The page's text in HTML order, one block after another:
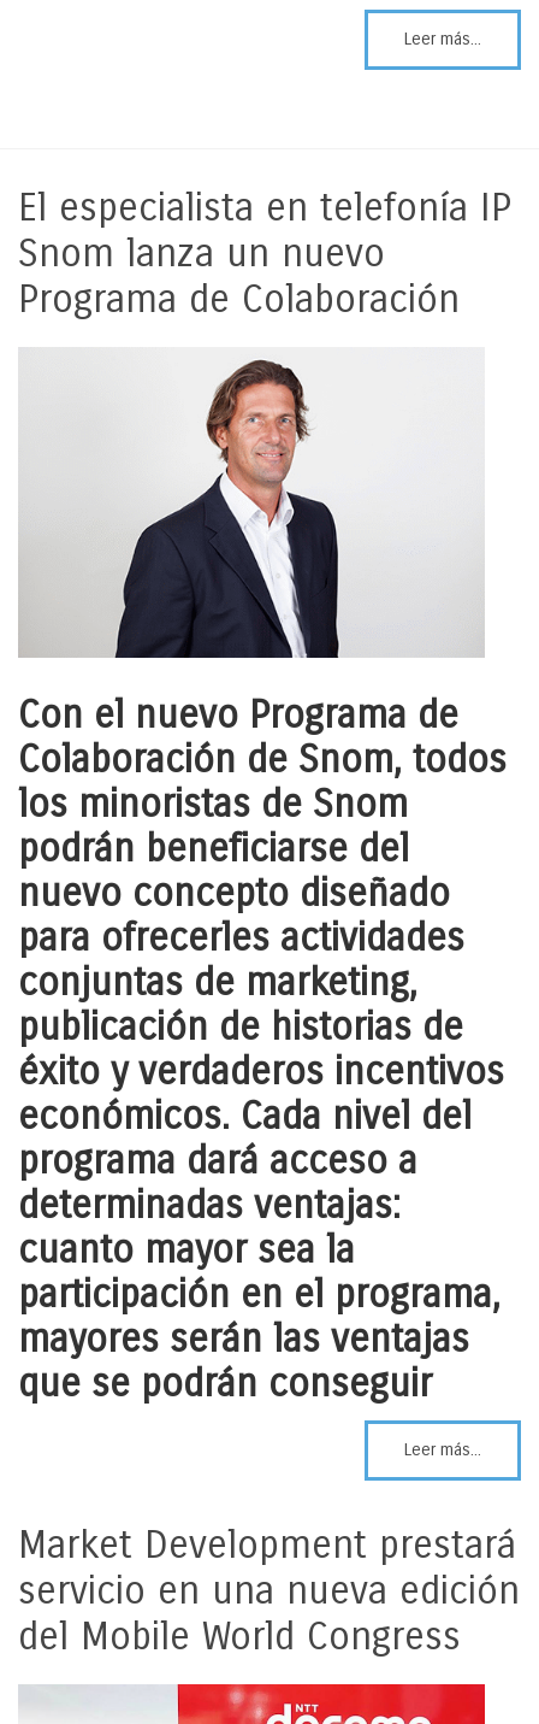
Leer más...
El especialista en telefonía IP
Snom lanza un nuevo
Programa de Colaboración
Con el nuevo Programa de
Colaboración de Snom, todos
los minoristas de Snom
podrán beneficiarse del
nuevo concepto diseñado
para ofrecerles actividades
conjuntas de marketing,
publicación de historias de
éxito y verdaderos incentivos
económicos. Cada nivel del
programa dará acceso a
determinadas ventajas:
cuanto mayor sea la
participación en el programa,
mayores serán las ventajas
que se podrán conseguir
Leer más...
Market Development prestará
servicio en una nueva edición
del Mobile World Congress